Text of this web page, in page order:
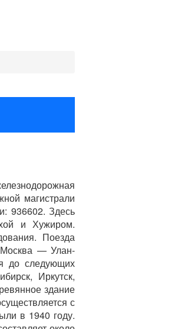
магистрали
936602. Здесь
и Хужиром.
Поезда
— Улан-
до следующих
Иркутск,
здание
с
в 1940 году.